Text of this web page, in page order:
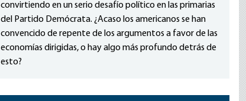
convirtiendo en un serio desafío político en las primarias
del Partido Demócrata. ¿Acaso los americanos se han
convencido de repente de los argumentos a favor de las
economías dirigidas, o hay algo más profundo detrás de
esto?